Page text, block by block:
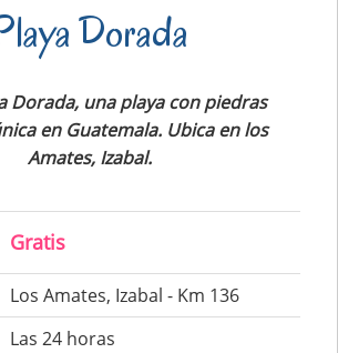
Dorada
Dorada, una playa con piedras
en Guatemala. Ubica en los
Amates, Izabal.
Gratis
Los Amates, Izabal - Km 136
Las 24 horas